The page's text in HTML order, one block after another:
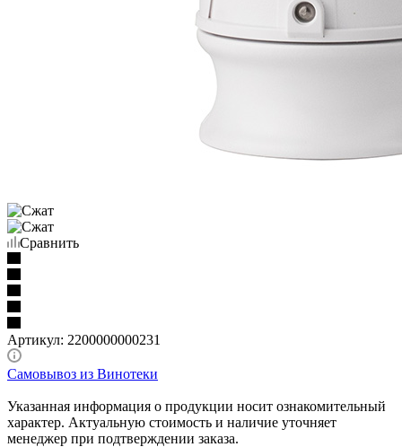
Сравнить
Артикул: 2200000000231
Самовывоз из Винотеки
Указанная информация о продукции носит ознакомительный
характер. Актуальную стоимость и наличие уточняет
менеджер при подтверждении заказа.